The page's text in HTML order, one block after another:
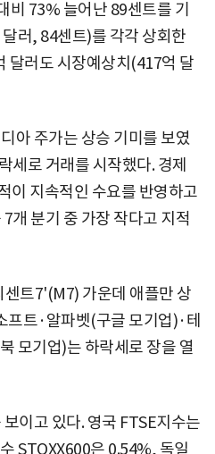
비 73% 늘어난 89센트를 기
러, 84센트)를 각각 상회한
달러도 시장예상치(417억 달
아 주가는 상승 기미를 보였
세로 거래를 시작했다. 경제
이 지속적인 수요를 반영하고
개 분기 중 가장 작다고 지적
트7'(M7) 가운데 애플만 상
프트·알파벳(구글 모기업)·테
모기업)는 하락세로 장을 열
이고 있다. 영국 FTSE지수는
STOXX600은 0.54%, 독일